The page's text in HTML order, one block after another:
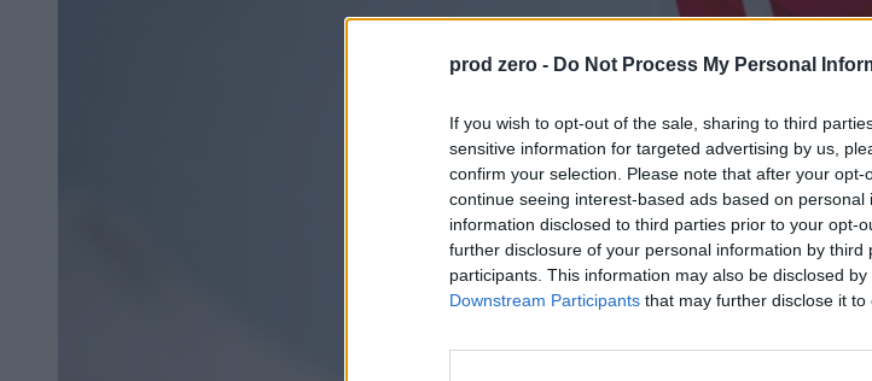
prod zero - Do Not Process My Personal
If you wish to opt-out of the sale, sharing to third
sensitive information for targeted advertising by us,
confirm your selection. Please note that after your
continue seeing interest-based ads based on
information disclosed to third parties prior to your opt-
further disclosure of your personal information by third
participants. This information may also be disclosed
Downstream Participants that may further disclose it to